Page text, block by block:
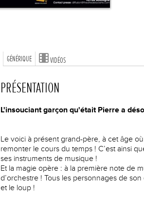
GÉNÉRIQUE VIDÉOS
PRÉSENTATION
L'insouciant garçon qu'était Pierre a
Le voici à présent grand-père, à cet âge
remonter le cours du temps ! C’est ainsi
ses instruments de musique !
Et la magie opère : à la première note de
d’orchestre ! Tous les personnages de
et le loup !